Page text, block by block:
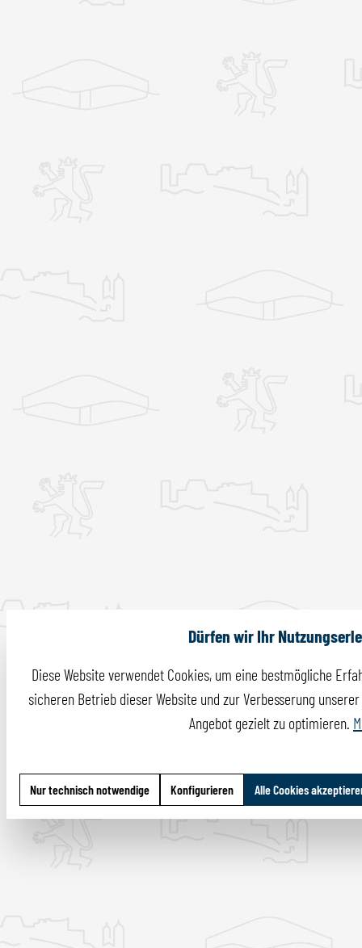
Dürfen wir Ihr
Diese Website verwendet Cookies, um eine bestmögliche
sicheren Betrieb dieser Website und zur Verbesserung
Angebot gezielt zu optimieren.
Nur technisch notwendige Konfigurieren Alle Cookies